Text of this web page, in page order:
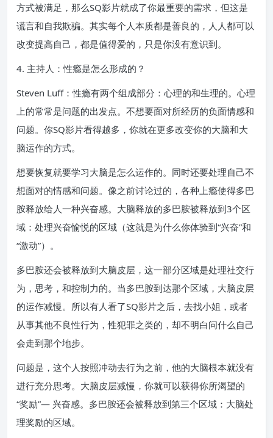
方式被满足，那么SQ影片就成了你最重要的需求，但这是
谎言和自我欺骗。其实每个人本质都是善良的，人人都可以
改变提高自己，都是值得爱的，只是你没有意识到。
4. 主持人：性瘾是怎么形成的？
Steven Luff：性瘾有两个组成部分：心理的和生理的。心理
上的常常是问题的出发点。不想要面对所经历的负面情感和
问题。你SQ影片看得越多，你就在更多改变你的大脑和大
脑运作的方式。
想要恢复就要学习大脑是怎么运作的。同时还要处理自己不
想面对的情感和问题。像之前讨论过的，各种上瘾使得多巴
胺释放给人一种兴奋感。大脑释放的多巴胺被释放到3个区
域：处理兴奋愉悦的区域（这就是为什么你体验到“兴奋”和
“激动”）。
多巴胺还会被释放到大脑皮层，这一部分区域是处理社交行
为，思考，和控制力的。当多巴胺到达那个区域，大脑皮层
的运作减慢。所以有人看了SQ影片之后，去找小姐，或者
从事其他不良性行为，性犯罪之类的，却不明白问什么自己
会走到那个地步。
问题是，这个人按照冲动去行为之前，他的大脑根本就没有
进行充分思考。大脑皮层减慢，你就可以获得你所渴望的
“奖励”— 兴奋感。多巴胺还会被释放到第三个区域：大脑处
理奖励的区域。